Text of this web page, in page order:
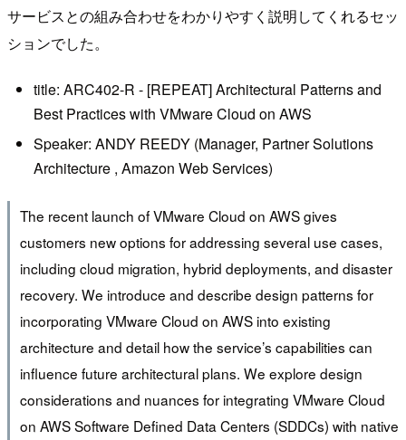
サービスとの組み合わせをわかりやすく説明してくれるセッ
ションでした。
title: ARC402-R - [REPEAT] Architectural Patterns and
Best Practices with VMware Cloud on AWS
Speaker: ANDY REEDY (Manager, Partner Solutions
Architecture , Amazon Web Services)
The recent launch of VMware Cloud on AWS gives
customers new options for addressing several use cases,
including cloud migration, hybrid deployments, and disaster
recovery. We introduce and describe design patterns for
incorporating VMware Cloud on AWS into existing
architecture and detail how the service’s capabilities can
influence future architectural plans. We explore design
considerations and nuances for integrating VMware Cloud
on AWS Software Defined Data Centers (SDDCs) with native